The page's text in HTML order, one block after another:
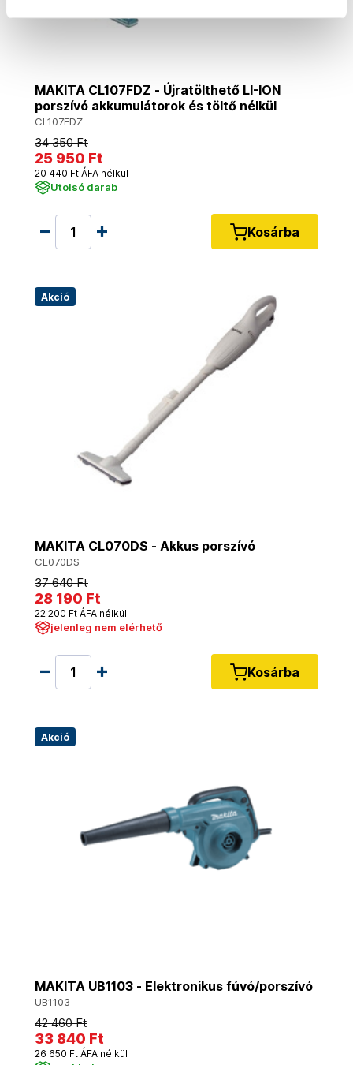
MAKITA CL107FDZ - Újratölthető LI-ION
porszívó akkumulátorok és töltő nélkül
CL107FDZ
34 350 Ft
25 950 Ft
20 440 Ft ÁFA nélkül
Utolsó darab
Kosárba
Akció
MAKITA CL070DS - Akkus porszívó
CL070DS
37 640 Ft
28 190 Ft
22 200 Ft ÁFA nélkül
jelenleg nem elérhető
Kosárba
Akció
MAKITA UB1103 - Elektronikus fúvó/porszívó
UB1103
42 460 Ft
33 840 Ft
26 650 Ft ÁFA nélkül